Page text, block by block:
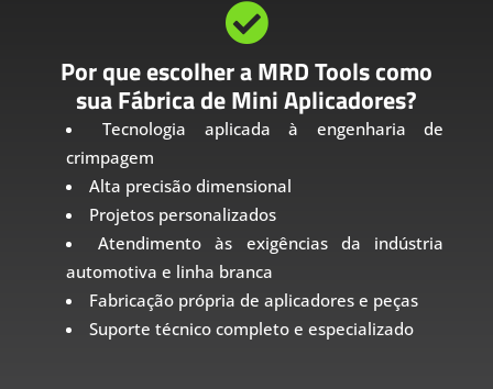

Por que escolher a MRD Tools como
sua Fábrica de Mini Aplicadores?
Tecnologia aplicada à engenharia de
crimpagem
Alta precisão dimensional
Projetos personalizados
Atendimento às exigências da indústria
automotiva e linha branca
Fabricação própria de aplicadores e peças
Suporte técnico completo e especializado